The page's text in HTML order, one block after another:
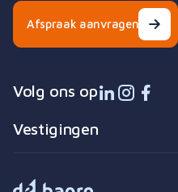
Afspraak aanvragen
Volg ons op
Vestigingen